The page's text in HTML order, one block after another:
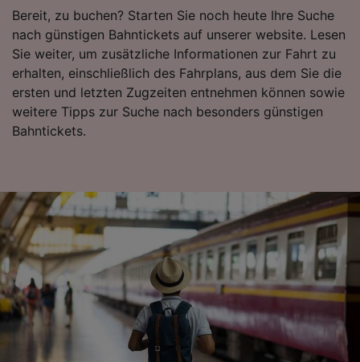
Bereit, zu buchen? Starten Sie noch heute Ihre Suche
nach günstigen Bahntickets auf unserer website. Lesen
Sie weiter, um zusätzliche Informationen zur Fahrt zu
erhalten, einschließlich des Fahrplans, aus dem Sie die
ersten und letzten Zugzeiten entnehmen können sowie
weitere Tipps zur Suche nach besonders günstigen
Bahntickets.
verwendet, wenn Sie uns gebeten haben, Ihr
Surfverhalten nicht zu verfolgen.
Wir und unsere Partner verarbeiten Daten, um
Folgendes bereitzustellen:
Verwendung genauer Standortdaten.
Endgeräteeigenschaften zur Identifikation
aktiv abfragen. Speichern von oder Zugriff auf
Inhalten, Zielgruppenforschung sowie
Entwicklung und Verbesserung von
Angeboten.
Liste der Partner (Lieferanten)